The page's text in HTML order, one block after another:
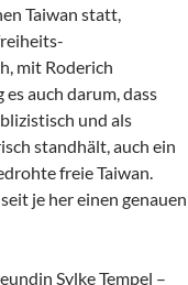
Taiwan statt,
mit Roderich
auch darum, dass
und als
standhält, auch ein
freie Taiwan.
je her einen genauen
Sylke Tempel –